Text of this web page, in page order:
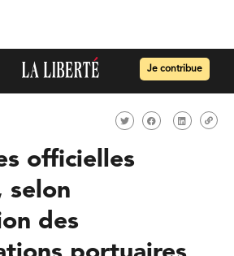
Je contribue
officielles
selon
des